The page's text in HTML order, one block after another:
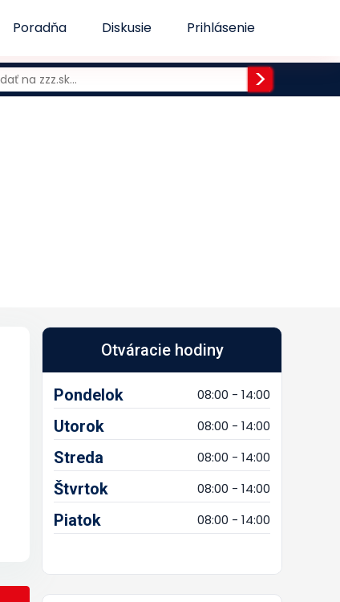
Poradňa Diskusie Prihlásenie
Otváracie hodiny
Pondelok 08:00 - 14:00
Utorok 08:00 - 14:00
Streda 08:00 - 14:00
Štvrtok 08:00 - 14:00
Piatok 08:00 - 14:00